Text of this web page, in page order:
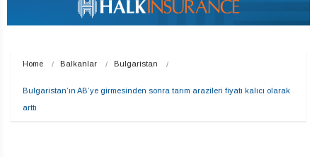
Home Balkanlar Bulgaristan
Bulgaristan’ın AB’ye girmesinden sonra tarım arazileri fiyatı kalıcı olarak
arttı